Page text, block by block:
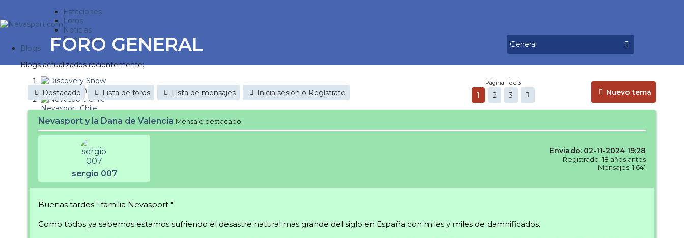
Estaciones
Foros
Noticias
Reportajes
Blogs
Blogs actualizados recientemente:
Discovery Snow
Nevasport Chile
Esquiaryviajar.com
nevasport blog
It's a powder da
Diario de un friki
FORO GENERAL
Nuevo tema
Destacado Lista de foros Lista de mensajes Inicia sesión o Regístrate
Página 1 de 3
1 2 3
Nevasport y la Dana de Valencia Mensaje destacado
sergio 007
Enviado: 02-11-2024 19:28
Registrado: 18 años antes
Mensajes: 1.641
Buenas tardes " familia Nevasport "
Como todos ya sabemos estamos sufriendo el desastre natural mas grande del siglo en España con miles y miles de damnificados.